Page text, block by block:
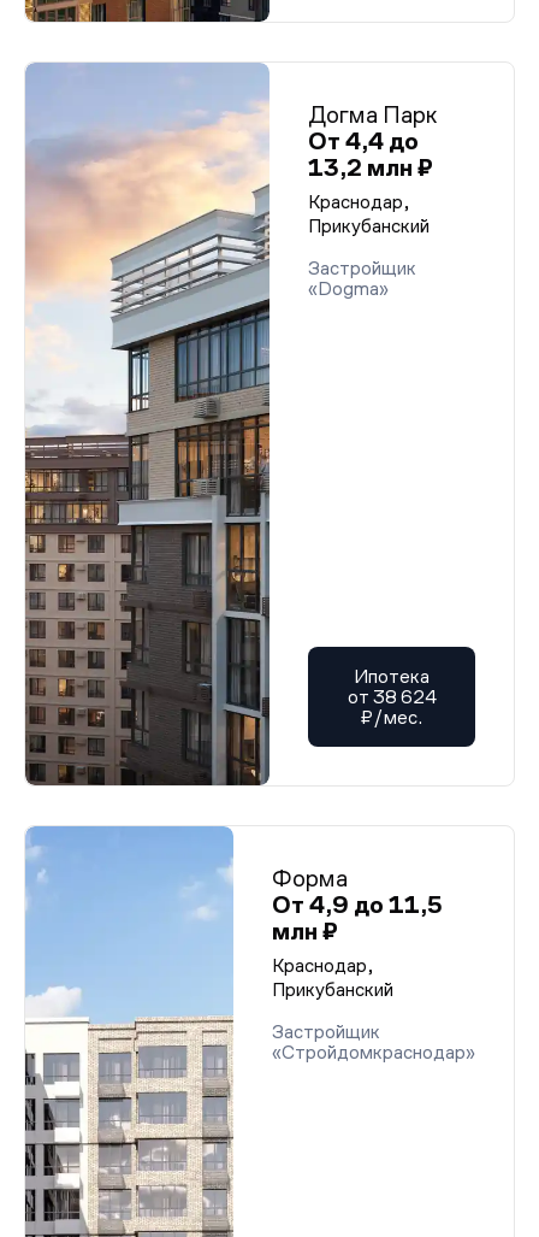
Догма Парк
От 4,4 до
13,2 млн ₽
Краснодар,
Прикубанский
Застройщик
«Dogma»
Ипотека
от 38 624
₽/мес.
Форма
От 4,9 до 11,5
млн ₽
Краснодар,
Прикубанский
Застройщик
«Стройдомкраснодар»